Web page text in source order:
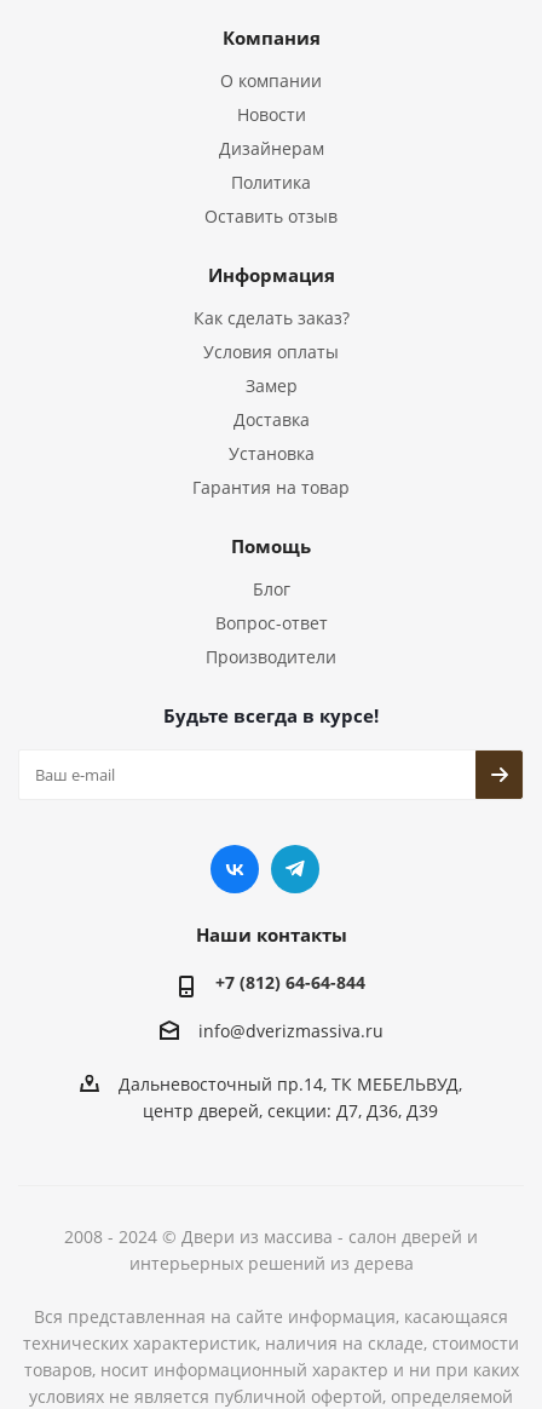
Компания
О компании
Новости
Дизайнерам
Политика
Оставить отзыв
Информация
Как сделать заказ?
Условия оплаты
Замер
Доставка
Установка
Гарантия на товар
Помощь
Блог
Вопрос-ответ
Производители
Будьте всегда в курсе!
Наши контакты
+7 (812) 64-64-844
info@dverizmassiva.ru
Дальневосточный пр.14, ТК МЕБЕЛЬВУД,
центр дверей, секции: Д7, Д36, Д39
2008 - 2024 © Двери из массива - салон дверей и
интерьерных решений из дерева
Вся представленная на сайте информация, касающаяся
технических характеристик, наличия на складе, стоимости
товаров, носит информационный характер и ни при каких
условиях не является публичной офертой, определяемой